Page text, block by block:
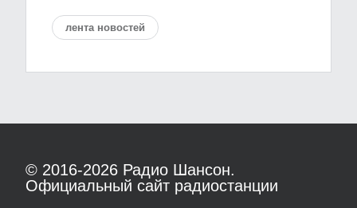
лента новостей
© 2016-2026 Радио Шансон.
Официальный сайт радиостанции